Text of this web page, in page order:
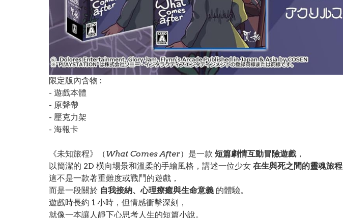
限定版內含物 :
- 遊戲本體
- 原聲帶
- 壓克力架
- 海報卡
《未知旅程》（What Comes After）是一款 短篇劇情互動冒險遊戲，
以簡潔的 2D 橫向場景和溫柔的手繪風格，講述一位少女 在生與死之間的靈魂旅程
這不是一款著重難度或戰鬥的遊戲，
而是一段關於 自我接納、心理療癒與生命意義 的體驗。
遊戲時長約 1 小時，但情感衝擊深刻，
就像一本讓人靜下心思考人生的短篇小說。